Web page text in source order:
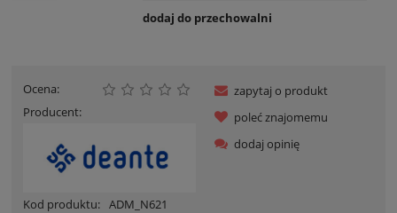
dodaj do przechowalni
Ocena:
Producent:
Kod produktu: ADM_N621
zapytaj o produkt
poleć znajomemu
dodaj opinię